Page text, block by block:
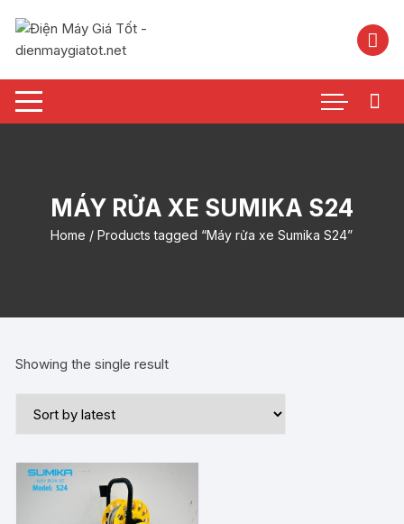
nội
MÁY RỬA XE SUMIKA S24
Home / Products tagged “Máy rửa xe Sumika S24”
Showing the single result